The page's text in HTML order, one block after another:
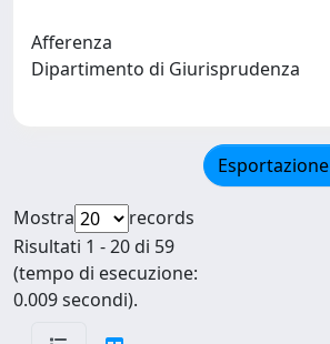
Afferenza
Dipartimento di Giurisprudenza
Esportazione
Mostra
records
Risultati 1 - 20 di 59
(tempo di esecuzione:
0.009 secondi).